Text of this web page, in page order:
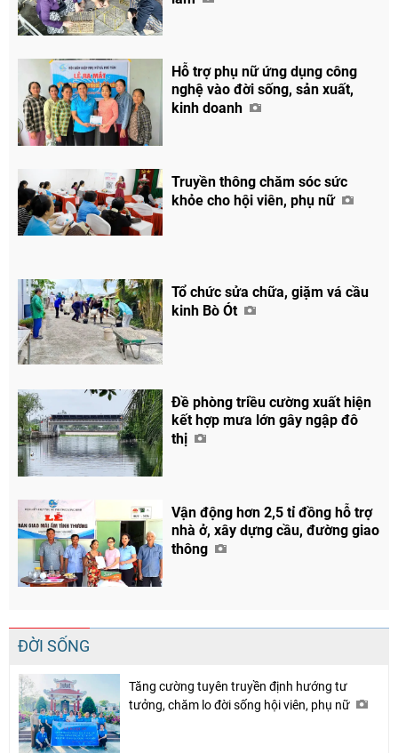
Chia sẻ
Facebook
Hỗ trợ phụ nữ ứng dụng công
nghệ vào đời sống, sản xuất,
kinh doanh
Truyền thông chăm sóc sức
khỏe cho hội viên, phụ nữ
Tổ chức sửa chữa, giặm vá cầu
kinh Bò Ót
Đề phòng triều cường xuất hiện
kết hợp mưa lớn gây ngập đô
thị
Vận động hơn 2,5 tỉ đồng hỗ trợ
nhà ở, xây dựng cầu, đường giao
thông
ĐỜI SỐNG
Tăng cường tuyên truyền định hướng tư
tưởng, chăm lo đời sống hội viên, phụ nữ